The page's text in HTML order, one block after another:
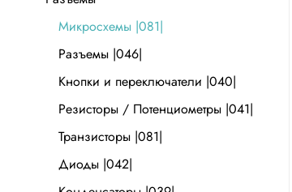
Микросхемы |081|
Разъемы |046|
Кнопки и переключатели |040|
Резисторы / Потенциометры |041|
Транзисторы |081|
Диоды |042|